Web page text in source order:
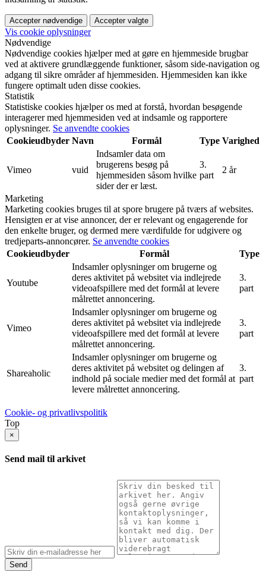
Accepter nødvendige Accepter valgte
Vis cookie oplysninger
Nødvendige
Nødvendige cookies hjælper med at gøre en hjemmeside brugbar
ved at aktivere grundlæggende funktioner, såsom side-navigation og
adgang til sikre områder af hjemmesiden. Hjemmesiden kan ikke
fungere optimalt uden disse cookies.
Statistik
Statistiske cookies hjælper os med at forstå, hvordan besøgende
interagerer med hjemmesiden ved at indsamle og rapportere
oplysninger. Se anvendte cookies
Cookieudbyder Navn Formål Type Varighed
Vimeo vuid
Indsamler data om
brugerens besøg på
hjemmesiden såsom hvilke
sider der er læst.
3.
part
2 år
Marketing
Marketing cookies bruges til at spore brugere på tværs af websites.
Hensigten er at vise annoncer, der er relevant og engagerende for
den enkelte bruger, og dermed mere værdifulde for udgivere og
tredjeparts-annoncører. Se anvendte cookies
Cookieudbyder
Formål Type
Youtube
Indsamler oplysninger om brugerne og
deres aktivitet på websitet via indlejrede
videoafspillere med det formål at levere
målrettet annoncering.
3.
part
Vimeo
Indsamler oplysninger om brugerne og
deres aktivitet på websitet via indlejrede
videoafspillere med det formål at levere
målrettet annoncering.
3.
part
Shareaholic
Indsamler oplysninger om brugerne og
deres aktivitet på websitet og delingen af
indhold på sociale medier med det formål at
levere målrettet annoncering.
3.
part
Cookie- og privatlivspolitik
Top
×
Send mail til arkivet
Send